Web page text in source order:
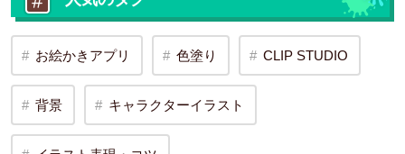
お絵かきアプリ 色塗り CLIP STUDIO
背景 キャラクターイラスト